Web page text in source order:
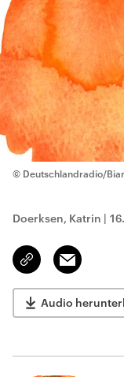
© Deutschlandradio/
Doerksen, Katrin |
Link
kopieren/teilen
Email
Audio